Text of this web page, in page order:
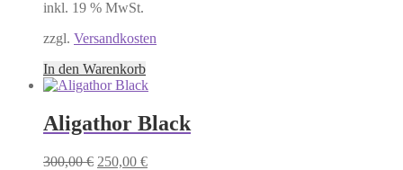
inkl. 19 % MwSt.
zzgl. Versandkosten
In den Warenkorb
Aligathor Black
300,00€ Ursprünglicher
250,00 €Aktueller